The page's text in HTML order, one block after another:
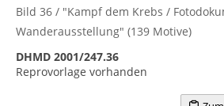
Bild 36 / "Kampf dem Krebs /
Wanderausstellung" (139 Motive)
DHMD 2001/247.36
Reprovorlage vorhanden